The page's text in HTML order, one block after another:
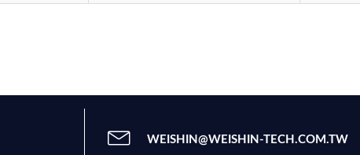
WEISHIN@WEISHIN-TECH.COM.TW